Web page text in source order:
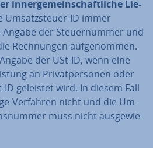
in­ner­ge­mein­schaft­li­che Lie­
Um­satz­steu­er-ID immer
Angabe der Steu­er­num­mer und
Rech­nun­gen auf­ge­nom­men.
der USt-ID, wenn eine
an Pri­vat­per­so­nen oder
geleistet wird. In diesem Fall
Verfahren nicht und die Um­
muss nicht aus­ge­wie­